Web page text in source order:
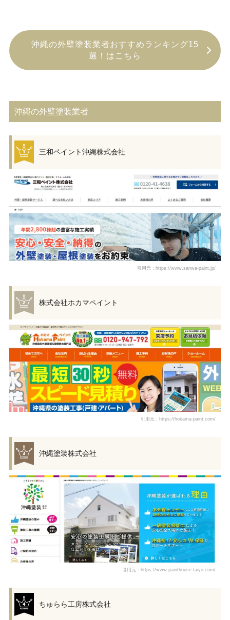
沖縄の外壁塗装業者おすすめランキング15
選！はこちら
沖縄の外壁塗装業者
三和ペイント沖縄株式会社
引用元：https://www.sanwa-paint.jp/
株式会社ホカマペイント
引用元：https://hokama-paint.com/
沖縄塗装株式会社
引用元：https://www.painthouse-taiyo.com/
ちゅらら工房株式会社